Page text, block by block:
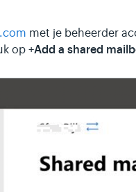
met je beheerder
op +Add a shared